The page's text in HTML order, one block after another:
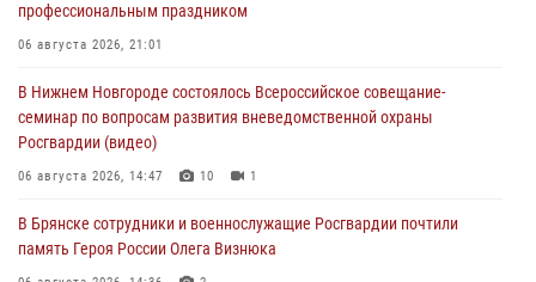
профессиональным праздником
06 августа 2026, 21:01
В Нижнем Новгороде состоялось Всероссийское совещание-
семинар по вопросам развития вневедомственной охраны
Росгвардии (видео)
06 августа 2026, 14:47 10 1
В Брянске сотрудники и военнослужащие Росгвардии почтили
память Героя России Олега Визнюка